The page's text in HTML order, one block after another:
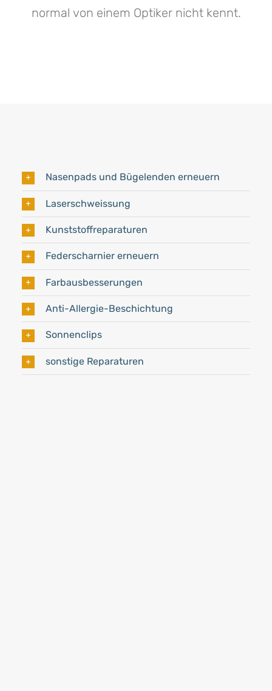
normal von einem Optiker nicht kennt.
Nasenpads und Bügelenden erneuern
Laserschweissung
Kunststoffreparaturen
Federscharnier erneuern
Farbausbesserungen
Anti-Allergie-Beschichtung
Sonnenclips
sonstige Reparaturen